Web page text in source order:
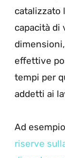
catalizzato
capacità di
effettive
tempi per
addetti ai
Ad
riserve